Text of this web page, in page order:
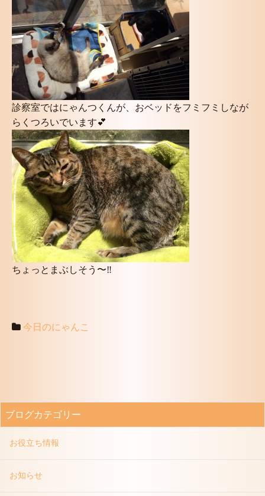
診察室ではにゃんつくんが、おベッドをフミフミしなが
らくつろいでいます💕
ちょっとまぶしそう〜‼️
今日のにゃんこ
ブログカテゴリー
お役立ち情報
お知らせ